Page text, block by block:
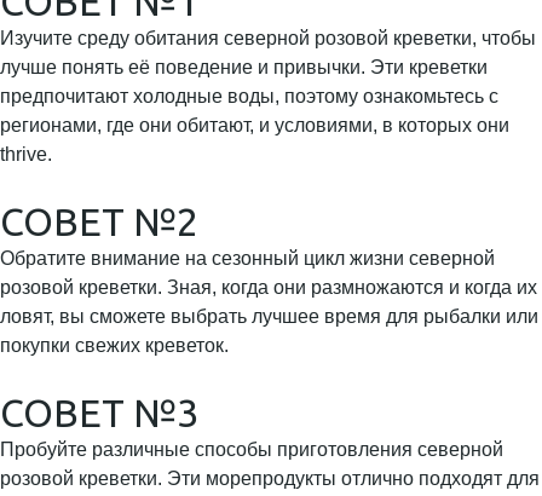
Изучите среду обитания северной розовой креветки, чтобы
лучше понять её поведение и привычки. Эти креветки
предпочитают холодные воды, поэтому ознакомьтесь с
регионами, где они обитают, и условиями, в которых они
thrive.
СОВЕТ №2
Обратите внимание на сезонный цикл жизни северной
розовой креветки. Зная, когда они размножаются и когда их
ловят, вы сможете выбрать лучшее время для рыбалки или
покупки свежих креветок.
СОВЕТ №3
Пробуйте различные способы приготовления северной
розовой креветки. Эти морепродукты отлично подходят для